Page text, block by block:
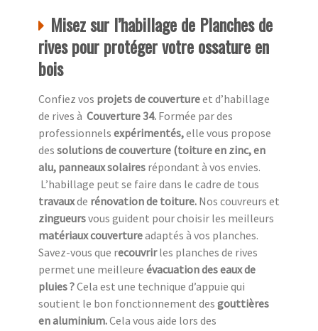
Misez sur l’habillage de Planches de
rives pour protéger votre ossature en
bois
Confiez vos projets de couvertureet d’habillage
de rives à Couverture 34. Formée par des
professionnels expérimentés,elle vous propose
des solutions de couverture (toiture en zinc, en
alu, panneaux solaires répondant à vos envies.
L’habillage peut se faire dans le cadre de tous
travauxde rénovation de toiture. Nos couvreurs et
zingueursvous guident pour choisir les meilleurs
matériaux couvertureadaptés à vos planches.
Savez-vous que recouvrirles planches de rives
permet une meilleure évacuation des eaux de
pluies ?Cela est une technique d’appuie qui
soutient le bon fonctionnement des gouttières
en aluminium.Cela vous aide lors des